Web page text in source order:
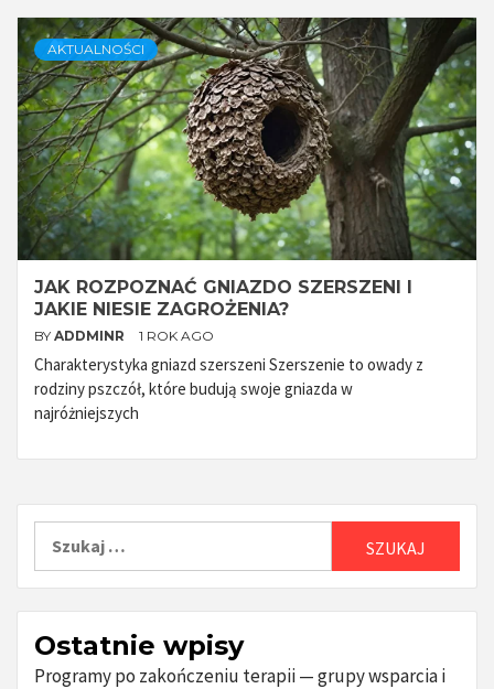
AKTUALNOŚCI
JAK ROZPOZNAĆ GNIAZDO SZERSZENI I
JAKIE NIESIE ZAGROŻENIA?
BY ADDMINR 1 ROK AGO
Charakterystyka gniazd szerszeni Szerszenie to owady z
rodziny pszczół, które budują swoje gniazda w
najróżniejszych
Ostatnie wpisy
Programy po zakończeniu terapii — grupy wsparcia i